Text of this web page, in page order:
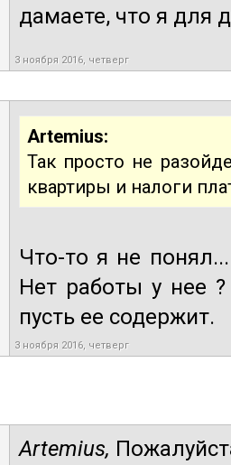
дамаете, что я для
3 ноября 2016, четверг
Artemius:
Так просто не
квартиры и налоги
Что-то я не
Нет работы у нее
пусть ее содержит.
3 ноября 2016, четверг
Artemius,